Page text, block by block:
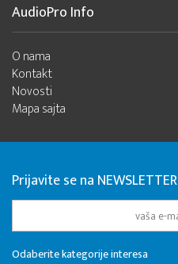
AudioPro Info
O nama
Kontakt
Novosti
Mapa sajta
Prijavite se na NEWSLETTER
Odaberite kategorije interesa